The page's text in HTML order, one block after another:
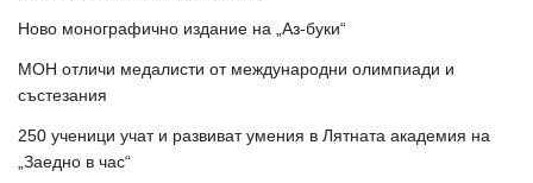
Ново монографично издание на „Аз-буки“
МОН отличи медалисти от международни олимпиади и
състезания
250 ученици учат и развиват умения в Лятната академия на
„Заедно в час“